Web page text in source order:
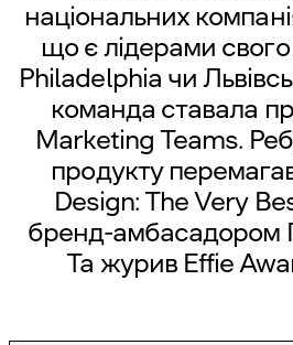
національних
що є лідерами свого
Philadelphia чи
команда ставала
Marketing Teams.
продукту
Design: The Very
бренд-амбасадором
Та журив Effie